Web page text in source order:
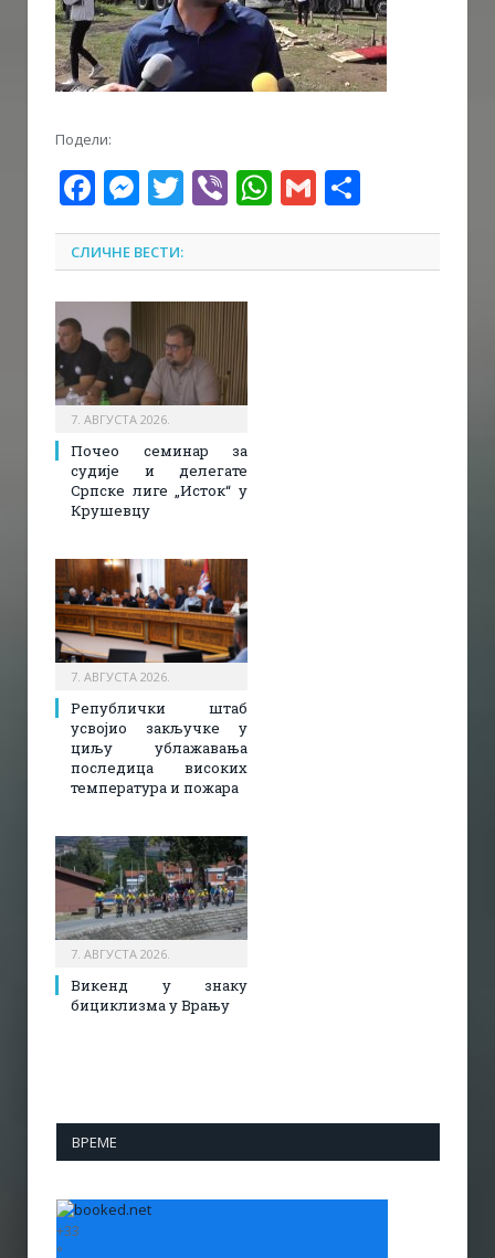
Подели:
Facebook
Messenger
Twitter
ViberWhatsApp
Gmail
СЛИЧНЕ ВЕСТИ:
7. АВГУСТА 2026.
Почео семинар за
судије и делегате
Српске лиге „Исток“ у
Крушевцу
7. АВГУСТА 2026.
Републички штаб
усвојио закључке у
циљу ублажавања
последица високих
температура и пожара​
7. АВГУСТА 2026.
Викенд у знаку
бициклизма у Врању
ВРЕМЕ
+33
°